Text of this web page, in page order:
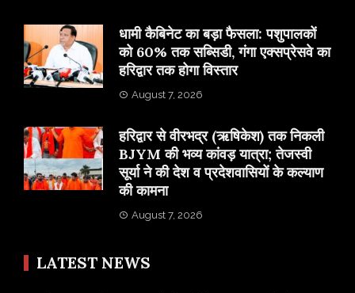
​धामी कैबिनेट का बड़ा फैसला: पशुपालकों
को 60% तक सब्सिडी, गंगा एक्सप्रेसवे का
हरिद्वार तक होगा विस्तार
August 7, 2026
​हरिद्वार से वीरभद्र (ऋषिकेश) तक निकली
BJYM की भव्य कांवड़ यात्रा; तेजस्वी
सूर्या ने की देश व प्रदेशवासियों के कल्याण
की कामना
August 7, 2026
LATEST NEWS